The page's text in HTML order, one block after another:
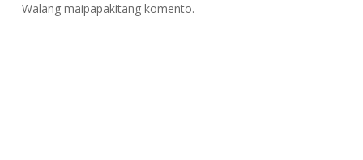
Walang maipapakitang komento.